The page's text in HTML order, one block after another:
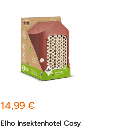
Sonderpreis
14,99 €
Elho Insektenhotel Cosy